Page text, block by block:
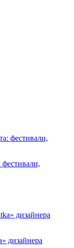
фестивали,
дизайнера